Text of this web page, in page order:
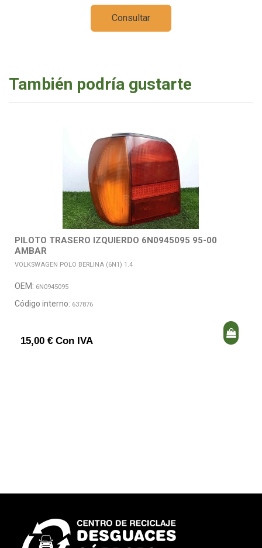
Consultar
También podría gustarte
PILOTO TRASERO IZQUIERDO 6N0945095 95-00
AMBAR
VOLKSWAGEN POLO BERLINA (6N1) 1.4
OEM: 6N0945095
Código interno: 637876
15,00 € Con IVA